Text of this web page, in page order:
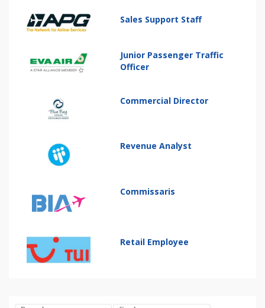
Sales Support Staff
Junior Passenger Traffic
Officer
Commercial Director
Revenue Analyst
Commissaris
Retail Employee